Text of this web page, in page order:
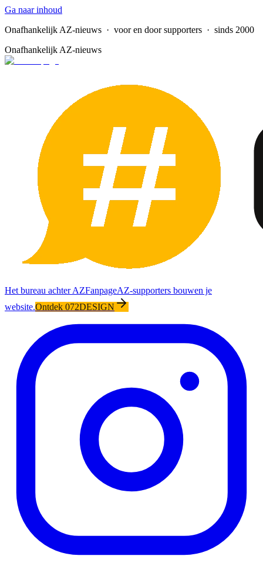
Ga naar inhoud
Onafhankelijk AZ-nieuws · voor en door supporters · sinds 2000
Onafhankelijk AZ-nieuws
Het bureau achter AZFanpageAZ-supporters bouwen je
website.Ontdek 072DESIGN